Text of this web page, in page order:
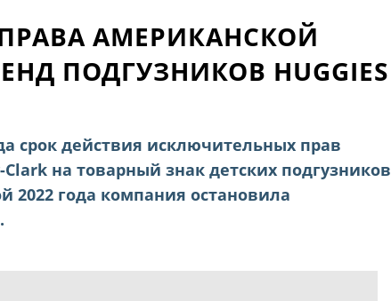
АМЕРИКАНСКОЙ
ПОДГУЗНИКОВ HUGGIES
срок действия исключительных прав
на товарный знак детских подгузников
2022 года компания остановила